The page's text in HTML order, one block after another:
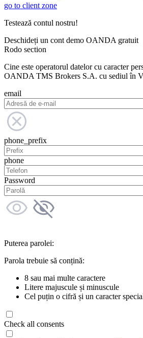
go to client zone
Testează contul nostru!
Deschideți un cont demo OANDA gratuit
Rodo section
Cine este operatorul datelor cu caracter
OANDA TMS Brokers S.A. cu sediul în
email
phone_prefix
phone
Password
Puterea parolei:
Parola trebuie să conțină:
8 sau mai multe caractere
Litere majuscule și minuscule
Cel puțin o cifră și un caracter
Check all consents